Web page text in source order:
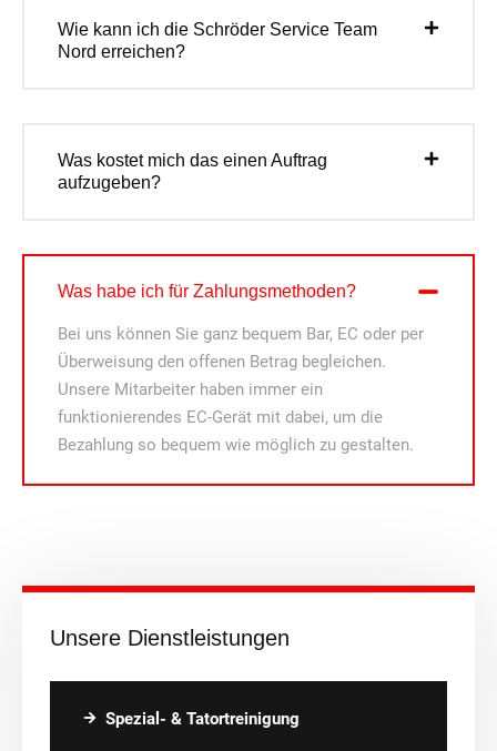
Unsere Dienstleistungen
Spezial- & Tatortreinigung
Wie kann ich die Schröder Service Team
Nord erreichen?
Was kostet mich das einen Auftrag
aufzugeben?
Was habe ich für Zahlungsmethoden?
Bei uns können Sie ganz bequem Bar, EC oder per
Überweisung den offenen Betrag begleichen.
Unsere Mitarbeiter haben immer ein
funktionierendes EC-Gerät mit dabei, um die
Bezahlung so bequem wie möglich zu gestalten.